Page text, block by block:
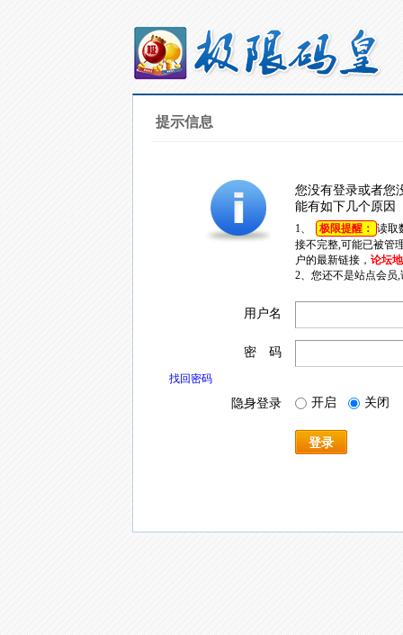
提示信息
您没有登录或者您
能有如下几个原因
1、 极限提醒： 读取
接不完整,可能已被管
户的最新链接， 论坛
2、您还不是站点会员
用户名
密 码
找回密码
隐身登录 开启 关闭
登录